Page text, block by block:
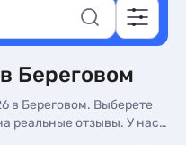
Береговом
в Береговом. Выберете
реальные отзывы. У нас